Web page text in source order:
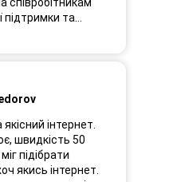
підтримки та
і швидке
ремонт і
я не шкодую про
придбати
(зараз
інтернет.
швидкість 50
підібрати
якись інтернет.